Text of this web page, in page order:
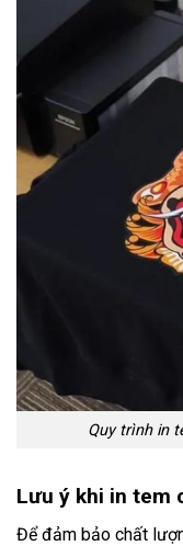
Quy trình in
Lưu ý khi in tem
Để đảm bảo chất